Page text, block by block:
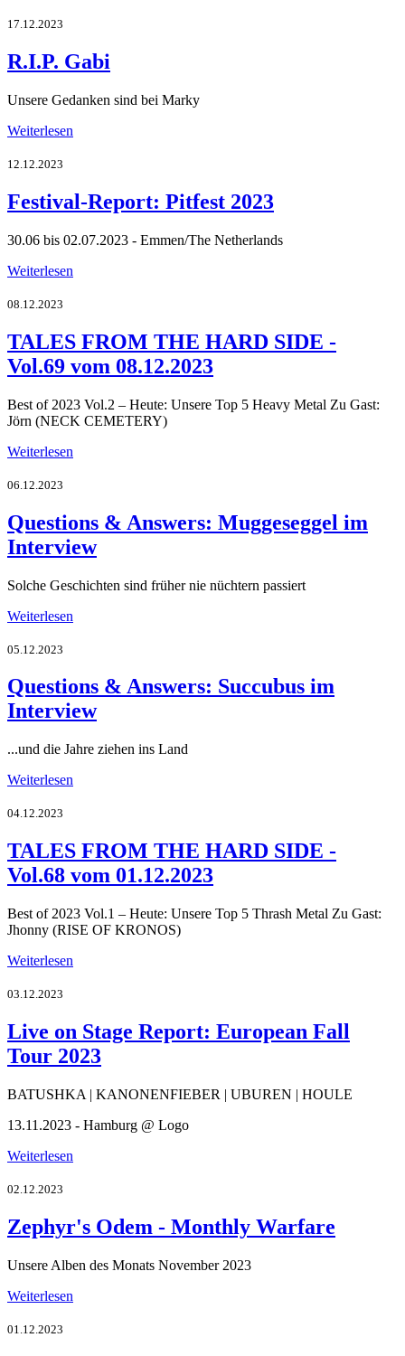
17.12.2023
R.I.P. Gabi
Unsere Gedanken sind bei Marky
Weiterlesen
12.12.2023
Festival-Report: Pitfest 2023
30.06 bis 02.07.2023 - Emmen/The Netherlands
Weiterlesen
08.12.2023
TALES FROM THE HARD SIDE -
Vol.69 vom 08.12.2023
Best of 2023 Vol.2 – Heute: Unsere Top 5 Heavy Metal Zu Gast:
Jörn (NECK CEMETERY)
Weiterlesen
06.12.2023
Questions & Answers: Muggeseggel im
Interview
Solche Geschichten sind früher nie nüchtern passiert
Weiterlesen
05.12.2023
Questions & Answers: Succubus im
Interview
...und die Jahre ziehen ins Land
Weiterlesen
04.12.2023
TALES FROM THE HARD SIDE -
Vol.68 vom 01.12.2023
Best of 2023 Vol.1 – Heute: Unsere Top 5 Thrash Metal Zu Gast:
Jhonny (RISE OF KRONOS)
Weiterlesen
03.12.2023
Live on Stage Report: European Fall
Tour 2023
BATUSHKA | KANONENFIEBER | UBUREN | HOULE
13.11.2023 - Hamburg @ Logo
Weiterlesen
02.12.2023
Zephyr's Odem - Monthly Warfare
Unsere Alben des Monats November 2023
Weiterlesen
01.12.2023